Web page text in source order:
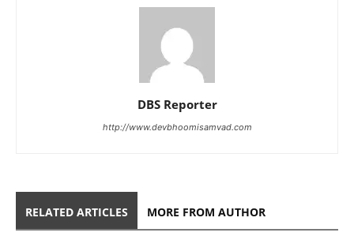
DBS Reporter
http://www.devbhoomisamvad.com
RELATED ARTICLES MORE FROM AUTHOR